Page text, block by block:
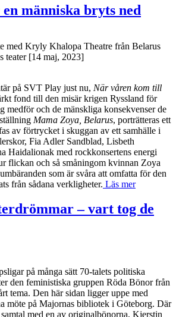
människa bryts ned
med Kryly Khalopa Theatre från Belarus
[14 maj, 2023]
på SVT Play just nu, När våren kom till
fond till den misär krigen Ryssland för
medför och de mänskliga konsekvenser de
Mama Zoya, Belarus, porträtteras ett
av förtrycket i skuggan av ett samhälle i
Fia Adler Sandblad, Lisbeth
Haidalionak med rockkonsertens energi
flickan och så småningom kvinnan Zoya
som är svåra att omfatta för den
från sådana verkligheter. Läs mer
– vart tog de
på många sätt 70-talets politiska
den feministiska gruppen Röda Bönor från
tema. Den här sidan ligger uppe med
möte på Majornas bibliotek i Göteborg. Där
med en av originalbönorna, Kjerstin